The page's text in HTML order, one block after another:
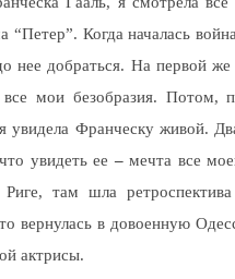
Когда началась
нее добраться. На первой
все мои безобразия. Потом,
увидела Франческу живой.
увидеть ее –мечта все
там шла
вернулась в довоенную
актрисы.